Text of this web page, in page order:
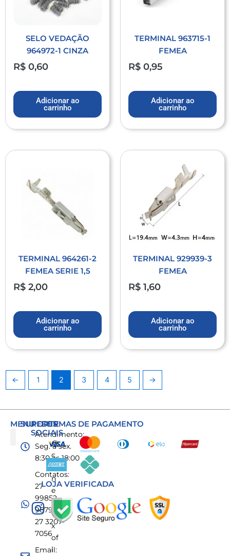
SELO VEDAÇÃO
964972-1 CINZA
R$ 0,60
Adicionar ao
carrinho
TERMINAL 963715-1
FEMEA
R$ 0,95
Adicionar ao
carrinho
TERMINAL 964261-2
FEMEA SERIE 1,5
R$ 2,00
Adicionar ao
carrinho
TERMINAL 929939-3
FEMEA
R$ 1,60
Adicionar ao
carrinho
← 1 2 3 4 5 →
MENU
SUPORTE
Atendimento:
Seg. a sex.
8:30 às 18:00
Contatos:
27
99852-
9879
27 3207-
7056
Email:
REDES
SOCIAIS
@
c
o
n
e
ct
vi
x
of
i
FORMAS DE PAGAMENTO
LOJA VERIFICADA